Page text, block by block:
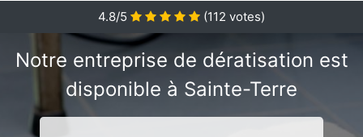
4.8/5
(112 votes)
Notre entreprise de dératisation est
disponible à Sainte-Terre